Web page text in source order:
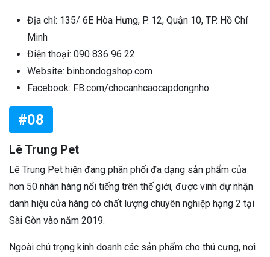
Địa chỉ: 135/ 6E Hòa Hưng, P. 12, Quận 10, TP. Hồ Chí
Minh
Điện thoại: 090 836 96 22‬
Website: binbondogshop.com
Facebook: FB.com/chocanhcaocapdongnho
#08
Lê Trung Pet
Lê Trung Pet hiện đang phân phối đa dạng sản phẩm của
hơn 50 nhãn hàng nổi tiếng trên thế giới, được vinh dự nhận
danh hiệu cửa hàng có chất lượng chuyên nghiệp hạng 2 tại
Sài Gòn vào năm 2019.
Ngoài chú trọng kinh doanh các sản phẩm cho thú cưng, nơi